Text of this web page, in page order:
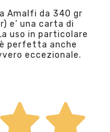
Amalfi da 340 gr
e’ una carta di
uso in particolare
perfetta anche
eccezionale.